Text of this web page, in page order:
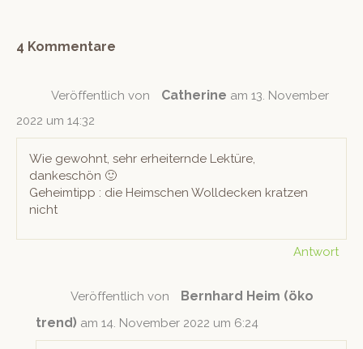
4 Kommentare
Veröffentlich von Catherine am 13. November
2022 um 14:32
Wie gewohnt, sehr erheit­ernde Lek­türe,
dankeschön 🙂
Geheimtipp : die Heim­schen Wolldeck­en kratzen
nicht
Antwort
Veröffentlich von
Bernhard Heim (öko
trend) am 14. November 2022 um 6:24